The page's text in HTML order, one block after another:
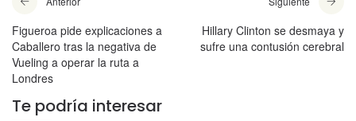
Figueroa pide explicaciones a
Caballero tras la negativa de
Vueling a operar la ruta a
Londres
Hillary Clinton se desmaya y
sufre una contusión cerebral
Te podría interesar